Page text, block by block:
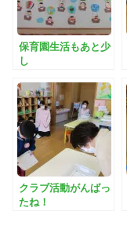
保育園生活もあと少
し
クラブ活動がんばっ
たね！